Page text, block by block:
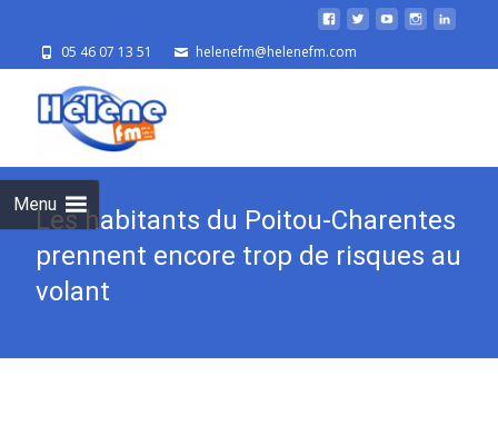
05 46 07 13 51 helenefm@helenefm.com
Menu
Les habitants du Poitou-Charentes
prennent encore trop de risques au
volant